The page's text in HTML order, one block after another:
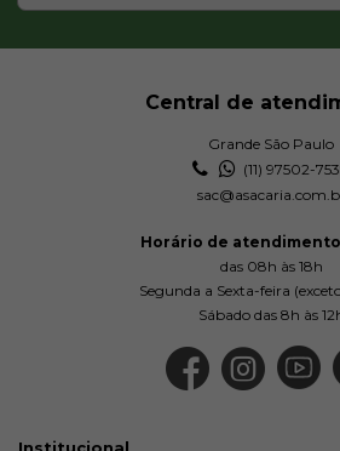
72 74
R$ 2,95
77
R$ 2,95
Central de
Grande São Paulo
(11) 97502-
Horário de
das 08h às 18h
Segunda a Sexta-feira
Sábado das 8h às